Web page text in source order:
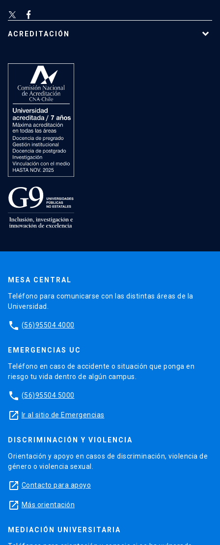
ACREDITACIÓN
MESA CENTRAL
Teléfono para comunicarse con las distintas áreas de la
Universidad.
phone (56)95504 4000
EMERGENCIAS UC
Teléfono en caso de accidente o situación que ponga en
riesgo tu vida dentro de algún campus.
phone (56)95504 5000
launch Ir al sitio de Emergencias
DISCRIMINACIÓN Y VIOLENCIA
Orientación y apoyo en casos de discriminación, violencia de
género o violencia sexual.
launch Contacto para apoyo
launch Más orientación
MEDIACIÓN UNIVERSITARIA